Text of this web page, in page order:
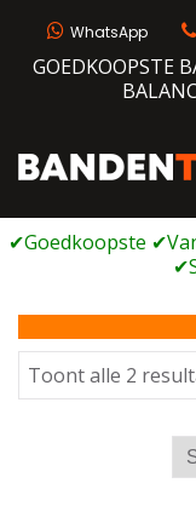
WhatsApp
GOEDKOOPSTE
Toont alle 2